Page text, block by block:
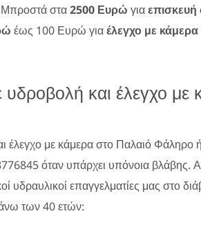
Μπροστά στα2500 Ευρώ για
έως 100 Ευρώ γιαέλεγχο με κάμερα
και έλεγχο με
έλεγχο με κάμερα στο Παλαιό Φάληρο
όταν υπάρχει υπόνοια βλάβης.
υδραυλικοί επαγγελματίες μας στο
των 40 ετών: